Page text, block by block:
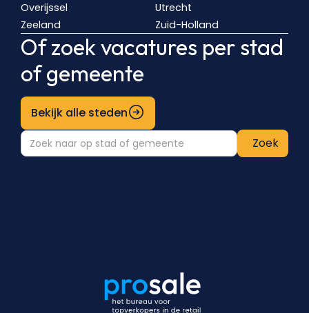
Overijssel
Utrecht
Zeeland
Zuid-Holland
Of zoek vacatures per stad
of gemeente
Bekijk alle steden